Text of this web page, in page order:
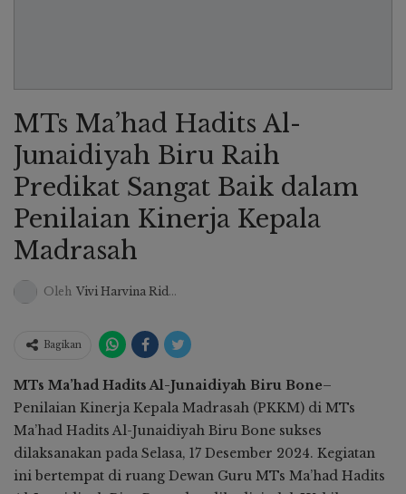
MTs Ma’had Hadits Al-
Junaidiyah Biru Raih
Predikat Sangat Baik dalam
Penilaian Kinerja Kepala
Madrasah
Oleh Vivi Harvina Ridwan
Bagikan
MTs Ma’had Hadits Al-Junaidiyah Biru Bone–
Penilaian Kinerja Kepala Madrasah (PKKM) di MTs
Ma’had Hadits Al-Junaidiyah Biru Bone sukses
dilaksanakan pada Selasa, 17 Desember 2024. Kegiatan
ini bertempat di ruang Dewan Guru MTs Ma’had Hadits